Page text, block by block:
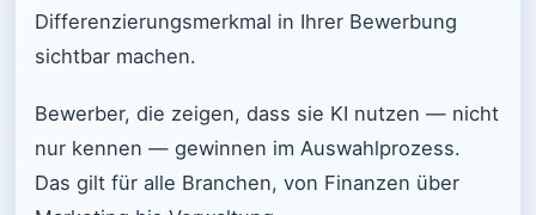
Differenzierungsmerkmal in Ihrer Bewerbung
sichtbar machen.
Bewerber, die zeigen, dass sie KI nutzen — nicht
nur kennen — gewinnen im Auswahlprozess.
Das gilt für alle Branchen, von Finanzen über